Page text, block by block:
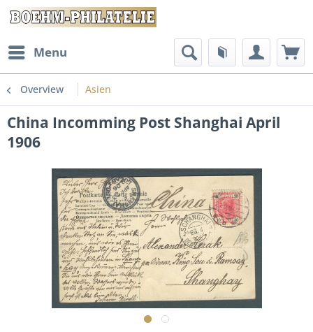
Menu
Overview Asien
China Incomming Post Shanghai April
1906